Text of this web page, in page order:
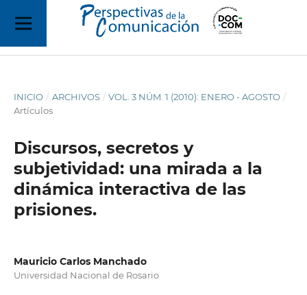
INICIO / ARCHIVOS / VOL. 3 NÚM. 1 (2010): ENERO - AGOSTO /
Artículos
Discursos, secretos y
subjetividad: una mirada a la
dinámica interactiva de las
prisiones.
Mauricio Carlos Manchado
Universidad Nacional de Rosario